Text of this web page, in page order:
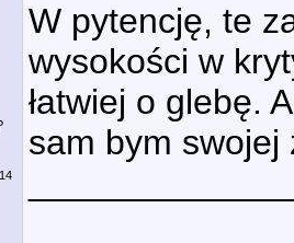
W pytencję, te
wysokości w
łatwiej o glebę.
sam bym swojej